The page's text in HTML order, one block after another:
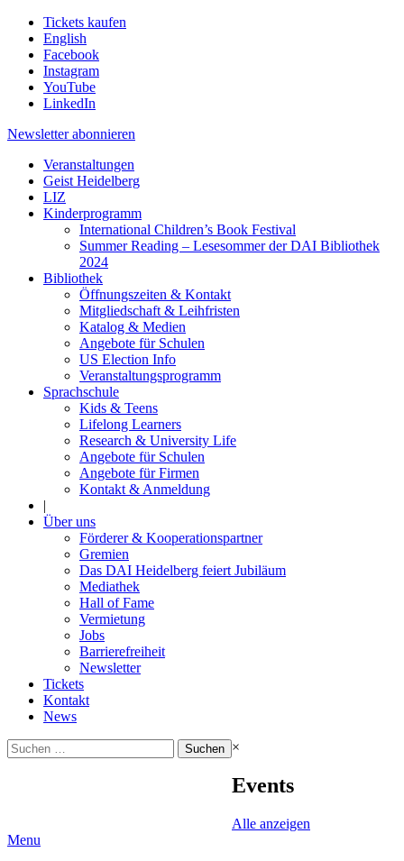
Tickets kaufen
English
Facebook
Instagram
YouTube
LinkedIn
Newsletter abonnieren
Veranstaltungen
Geist Heidelberg
LIZ
Kinderprogramm
International Children’s Book Festival
Summer Reading – Lesesommer der DAI Bibliothek
2024
Bibliothek
Öffnungszeiten & Kontakt
Mitgliedschaft & Leihfristen
Katalog & Medien
Angebote für Schulen
US Election Info
Veranstaltungsprogramm
Sprachschule
Kids & Teens
Lifelong Learners
Research & University Life
Angebote für Schulen
Angebote für Firmen
Kontakt & Anmeldung
|
Über uns
Förderer & Kooperationspartner
Gremien
Das DAI Heidelberg feiert Jubiläum
Mediathek
Hall of Fame
Vermietung
Jobs
Barrierefreiheit
Newsletter
Tickets
Kontakt
News
Suchen
nach:
×
Events
Alle anzeigen
Menu